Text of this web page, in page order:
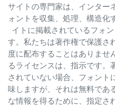
サイトの専門家は、インター
ォントを収集、処理、構造化
イトに掲載されているフォ
す。私たちは著作権で保護さ
度に配布することはありませ
るライセンスは、指示です。
されていない場合、フォント
味しますが、それは無料であ
な情報を得るために、指定さ